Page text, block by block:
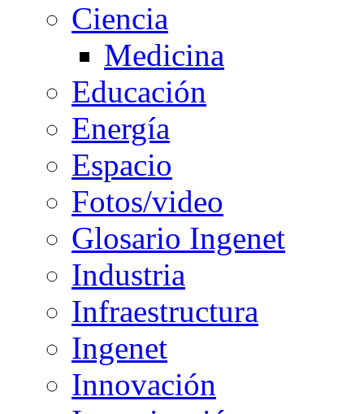
Ciencia
Medicina
Educación
Energía
Espacio
Fotos/video
Glosario Ingenet
Industria
Infraestructura
Ingenet
Innovación